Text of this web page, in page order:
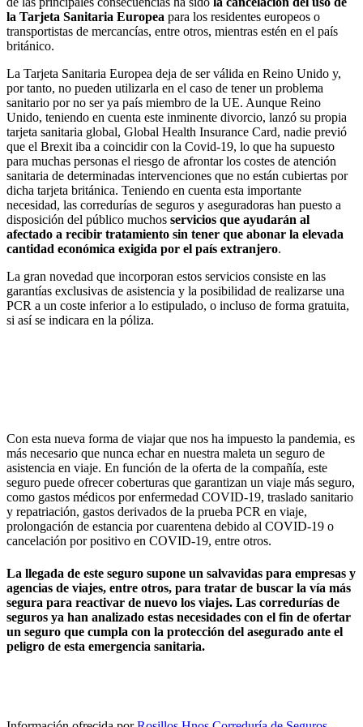
la Tarjeta Sanitaria Europea para los residentes europeos o
transportistas de mercancías, entre otros, mientras estén en el país
británico.
La Tarjeta Sanitaria Europea deja de ser válida en Reino Unido y,
por tanto, no pueden utilizarla en el caso de tener un problema
sanitario por no ser ya país miembro de la UE. Aunque Reino
Unido, teniendo en cuenta este inminente divorcio, lanzó su propia
tarjeta sanitaria global, Global Health Insurance Card, nadie previó
que el Brexit iba a coincidir con la Covid-19, lo que ha supuesto
para muchas personas el riesgo de afrontar los costes de atención
sanitaria de determinadas intervenciones que no están cubiertas por
dicha tarjeta británica. Teniendo en cuenta esta importante
necesidad, las corredurías de seguros y aseguradoras han puesto a
disposición del público muchos servicios que ayudarán al
afectado a recibir tratamiento sin tener que abonar la elevada
cantidad económica exigida por el país extranjero.
La gran novedad que incorporan estos servicios consiste en las
garantías exclusivas de asistencia y la posibilidad de realizarse una
PCR a un coste inferior a lo estipulado, o incluso de forma gratuita,
si así se indicara en la póliza.
¿Por qué contratar un seguro de asistencia en viaje en tiempos
de Covid-19?
Con esta nueva forma de viajar que nos ha impuesto la pandemia, es
más necesario que nunca echar en nuestra maleta un seguro de
asistencia en viaje. En función de la oferta de la compañía, este
seguro puede ofrecer coberturas que garantizan un viaje más seguro,
como gastos médicos por enfermedad COVID-19, traslado sanitario
y repatriación, gastos derivados de la prueba PCR en viaje,
prolongación de estancia por cuarentena debido al COVID-19 o
cancelación por positivo en COVID-19, entre otros.
La llegada de este seguro supone un salvavidas para empresas y
agencias de viajes, entre otros, para tratar de buscar la vía más
segura para reactivar de nuevo los viajes. Las corredurías de
seguros ya han analizado estas necesidades con el fin de ofertar
un seguro que cumpla con la protección del asegurado ante el
peligro de esta emergencia sanitaria.